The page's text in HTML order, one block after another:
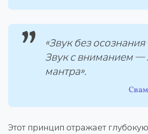
«Звук без
Звук с вниманием —
мантра».
Этот принцип отражает глубокую